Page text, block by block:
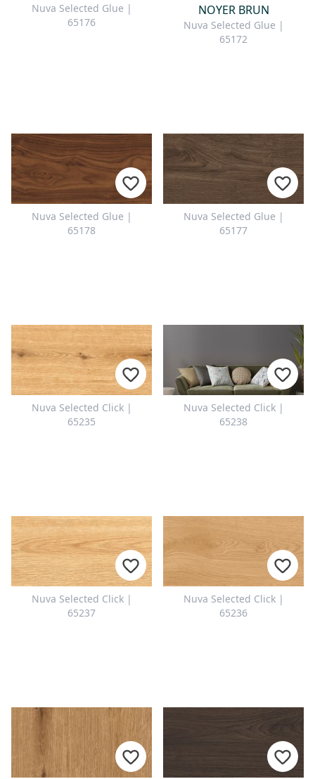
Nuva Selected Glue |
65176
NOYER BRUN
Nuva Selected Glue |
65172
Nuva Selected Glue |
65178
Nuva Selected Glue |
65177
Nuva Selected Click |
65235
Nuva Selected Click |
65238
Nuva Selected Click |
65237
Nuva Selected Click |
65236